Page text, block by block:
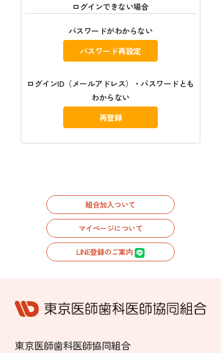
ログインできない場合
パスワードがわからない
パスワード再設定
ログインID（メールアドレス）・パスワードとも
わからない
再登録
組合加入ついて
マイページについて
LINE登録のご案内
東京医師歯科医師協同組合